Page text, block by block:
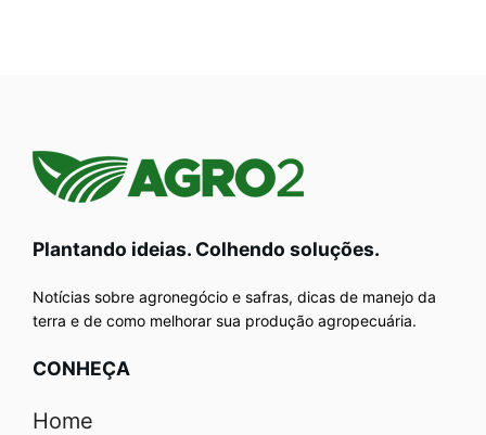
Plantando ideias. Colhendo soluções.
Notícias sobre agronegócio e safras, dicas de manejo da
terra e de como melhorar sua produção agropecuária.
CONHEÇA
Home